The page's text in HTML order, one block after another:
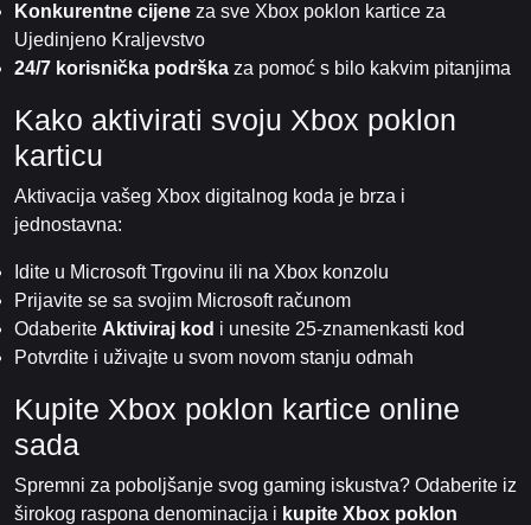
Konkurentne cijene za sve Xbox poklon kartice za
Ujedinjeno Kraljevstvo
24/7 korisnička podrška za pomoć s bilo kakvim pitanjima
Kako aktivirati svoju Xbox poklon
karticu
Aktivacija vašeg Xbox digitalnog koda je brza i
jednostavna:
Idite u Microsoft Trgovinu ili na Xbox konzolu
Prijavite se sa svojim Microsoft računom
Odaberite Aktiviraj kod i unesite 25-znamenkasti kod
Potvrdite i uživajte u svom novom stanju odmah
Kupite Xbox poklon kartice online
sada
Spremni za poboljšanje svog gaming iskustva? Odaberite iz
širokog raspona denominacija i kupite Xbox poklon